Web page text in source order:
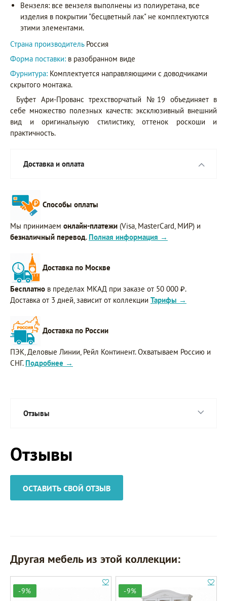
Вензеля: все вензеля выполнены из полиуретана, все
изделия в покрытии "бесцветный лак" не комплектуются
этими элементами.
Страна производитель Россия
Форма поставки: в разобранном виде
Фурнитура: Комплектуется направляющими с доводчиками
скрытого монтажа.
Буфет Ари-Прованс трехстворчатый №19 объединяет в
себе множество полезных качеств: эксклюзивный внешний
вид и оригинальную стилистику, оттенок роскоши и
практичность.
Доставка и оплата
Способы оплаты
Мы принимаем онлайн-платежи (Visa, MasterCard, МИР) и
безналичный перевод. Полная информация →
Доставка по Москве
Бесплатно в пределах МКАД при заказе от 50 000 ₽.
Доставка от 3 дней, зависит от коллекции Тарифы →
Доставка по России
ПЭК, Деловые Линии, Рейл Континент. Охватываем Россию и
СНГ. Подробнее →
Отзывы
Отзывы
ОСТАВИТЬ СВОЙ ОТЗЫВ
Другая мебель из этой коллекции:
-9% -9%